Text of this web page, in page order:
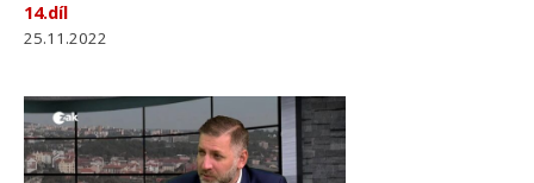
14.díl
25.11.2022